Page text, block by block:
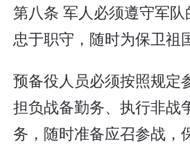
第八条 军人必须遵守军队
忠于职守，随时为保卫祖
预备役人员必须按照规定
担负战备勤务、执行非战
务，随时准备应召参战，